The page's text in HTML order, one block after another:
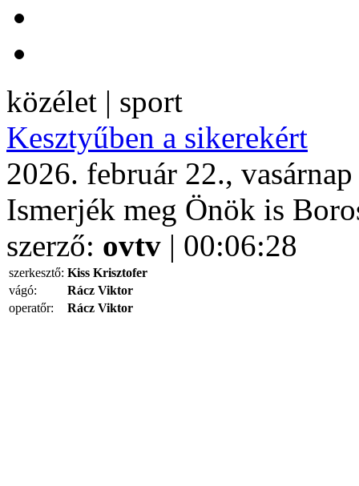
közélet | sport
Kesztyűben a sikerekért
2026. február 22.,
Ismerjék meg Önök is
szerző: ovtv | 00:06:28
szerkesztő: Kiss Krisztofer
vágó:
Rácz Viktor
operatőr:
Rácz Viktor